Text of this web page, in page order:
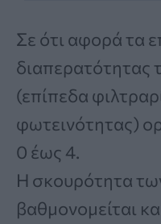
Σε ότι αφορά τα
διαπερατότητας
(επίπεδα
φωτεινότητας)
0 έως 4.
Η σκουρότητα
βαθμονομείται